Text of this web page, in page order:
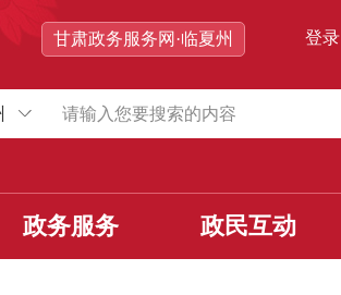
甘肃政务服务网·临夏州 登录
政务服务 政民互动